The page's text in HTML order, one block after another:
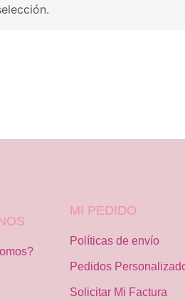
MI PEDIDO
Políticas de envío
Pedidos
Solicitar Mi Factura